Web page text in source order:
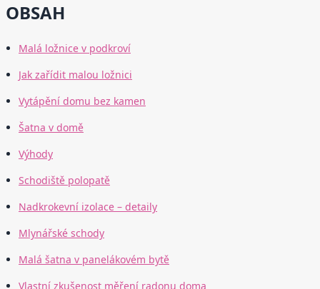
OBSAH
Malá ložnice v podkroví
Jak zařídit malou ložnici
Vytápění domu bez kamen
Šatna v domě
Výhody
Schodiště polopatě
Nadkrokevní izolace – detaily
Mlynářské schody
Malá šatna v panelákovém bytě
Vlastní zkušenost měření radonu doma